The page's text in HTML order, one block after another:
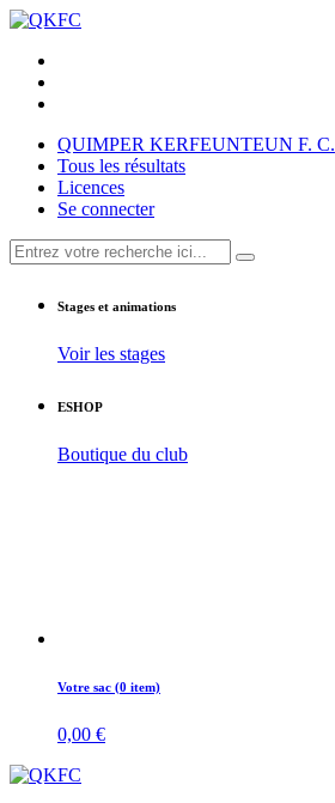
QUIMPER KERFEUNTEUN F. C.
Tous les résultats
Licences
Se connecter
Stages et animations
Voir les stages
ESHOP
Boutique du club
Votre sac (0 item)
0,00 €